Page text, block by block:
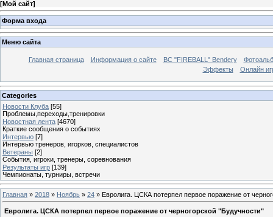
[Мой сайт]
Форма входа
Меню сайта
Главная страница Информация о сайте BC "FIREBALL" Bendery
Эффекты
Онлайн
Categories
Новости Клуба [55]
Проблемы,переходы,тренировки
Новостная лента [4670]
Краткие сообщения о событиях
Интервью [7]
Интервью тренеров, игорков, специалистов
Ветераны [2]
События, игроки, тренеры, соревнования
Результаты игр [139]
Чемпионаты, турниры, встречи
Главная » 2018 » Ноябрь » 24 » Евролига. ЦСКА потерпел первое поражение от
Евролига. ЦСКА потерпел первое поражение от черногорской "Будучности"